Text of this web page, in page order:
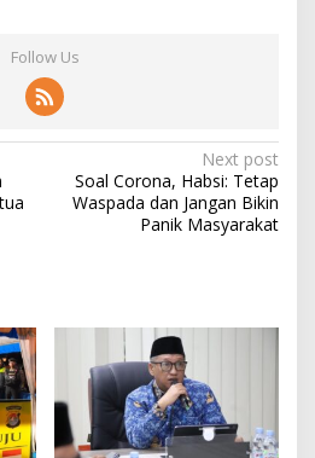
Follow Us
Next post
Soal Corona, Habsi: Tetap
Waspada dan Jangan Bikin
Panik Masyarakat